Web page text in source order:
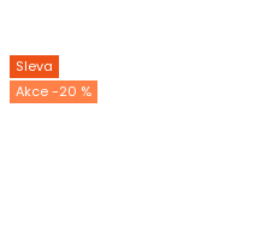
Sleva
-20 %